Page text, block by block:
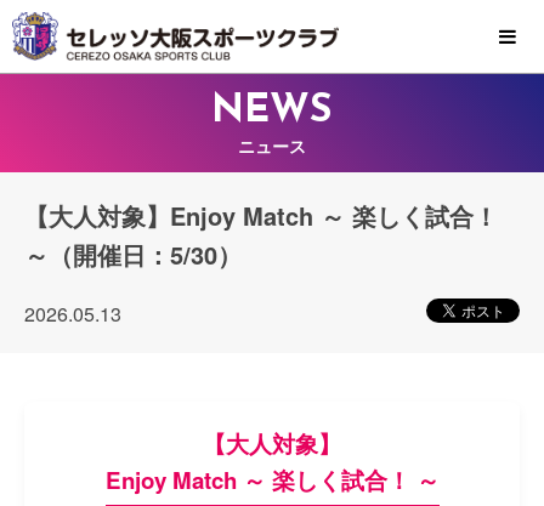
MENU
NEWS
ニュース
【大人対象】Enjoy Match ～ 楽しく試合！
～（開催日：5/30）
2026.05.13
【大人対象】
Enjoy Match ～ 楽しく試合！ ～